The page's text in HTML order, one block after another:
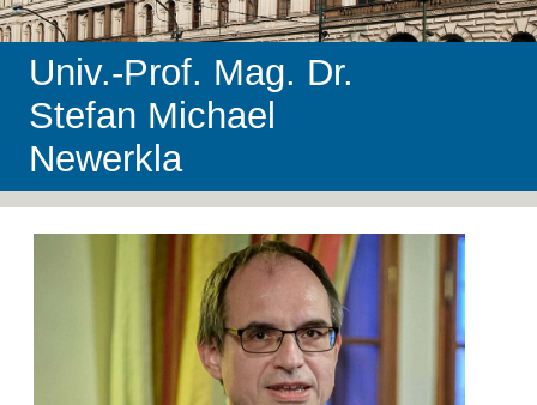
Univ.-Prof. Mag. Dr.
Stefan Michael
Newerkla